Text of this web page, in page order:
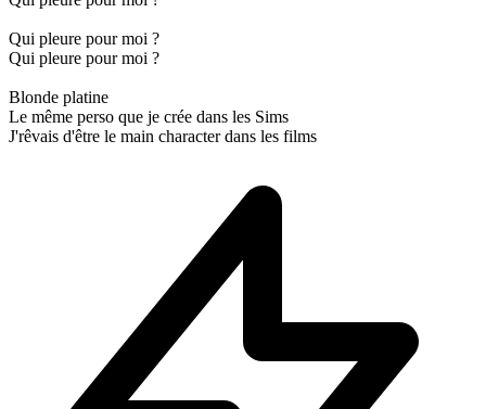
Qui pleure pour moi ?
Qui pleure pour moi ?
Blonde platine
Le même perso que je crée dans les Sims
J'rêvais d'être le main character dans les films